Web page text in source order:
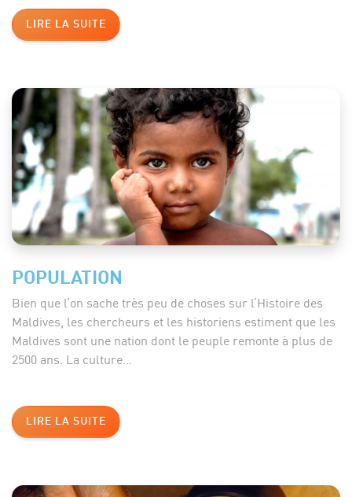
LIRE LA SUITE
POPULATION
Bien que l’on sache très peu de choses sur l’Histoire des
Maldives, les chercheurs et les historiens estiment que les
Maldives sont une nation dont le peuple remonte à plus de
2500 ans. La culture...
LIRE LA SUITE